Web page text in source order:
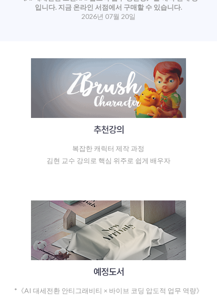
입니다. 지금 온라인 서점에서 구매할 수 있습니다.
2026년 07월 20일
복잡한 캐릭터 제작 과정
김현 교수 강의로 핵심 위주로 쉽게 배우자
*《AI 대세전환 안티그래비티 × 바이브 코딩 압도적 업무 역량》